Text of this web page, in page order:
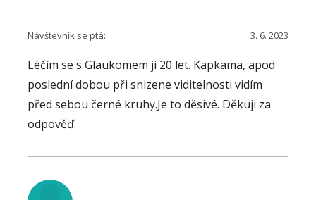
pomoc, i třeba cestou pohotovosti. Pokud jde o
neakutním objednáním k očnímu lékaři, který
provede příslušná vyšetření.
Návštevník se ptá: 3. 6. 2023
Léčím se s Glaukomem ji 20 let. Kapkama, apod
poslední dobou při snizene viditelnosti vidím
před sebou černé kruhy.Je to děsivé. Děkuji za
odpověď.